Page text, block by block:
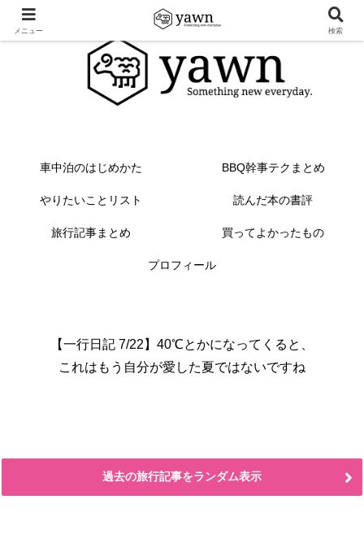
車中泊のはじめかた BBQ幹事テクまとめ
やりたいことリスト 読んだ本の書評
旅行記事まとめ 買ってよかったもの
プロフィール
【一行日記 7/22】40℃とかになってくると、
これはもう自分が愛した夏ではないですね
過去の旅行記事をランダム表示
メニュー 検索